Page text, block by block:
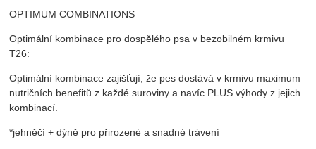
OPTIMUM COMBINATIONS
Optimální kombinace pro dospělého psa v bezobilném krmivu
T26:
Optimální kombinace zajišťují, že pes dostává v krmivu maximum
nutričních benefitů z každé suroviny a navíc PLUS výhody z jejich
kombinací.
*jehněčí + dýně pro přirozené a snadné trávení